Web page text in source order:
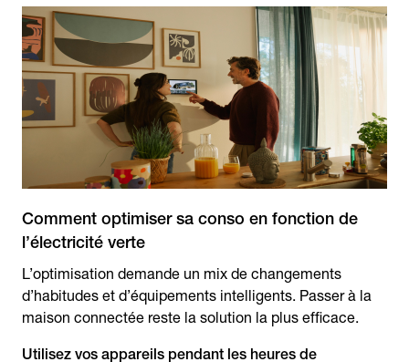
Comment optimiser sa conso en fonction de
l’électricité verte
L’optimisation demande un mix de changements
d’habitudes et d’équipements intelligents. Passer à la
maison connectée reste la solution la plus efficace.
Utilisez vos appareils pendant les heures de